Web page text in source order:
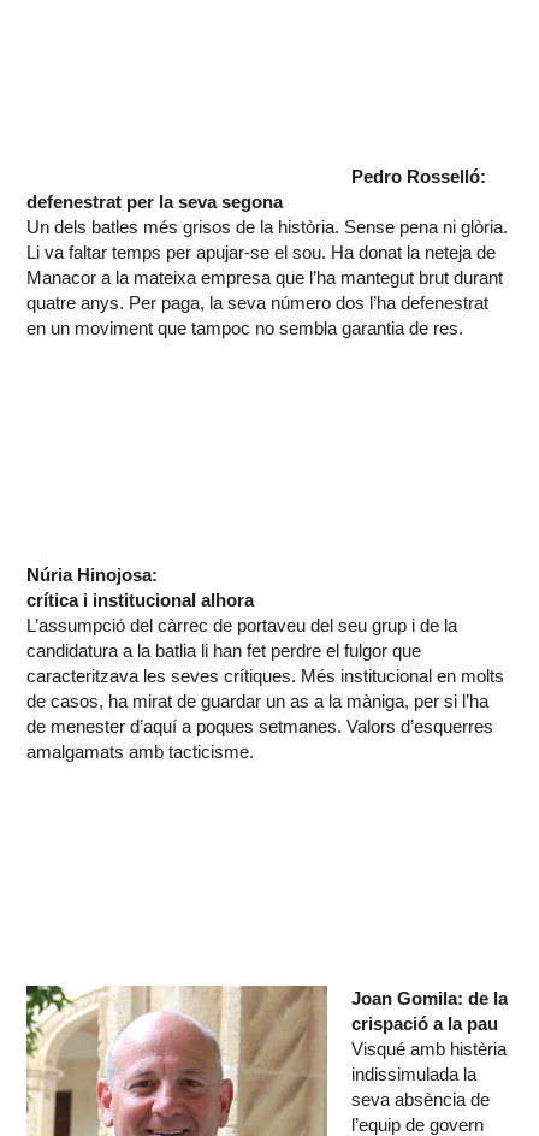
Pedro Rosselló:
defenestrat per la seva segona
Un dels batles més grisos de la història. Sense pena ni glòria.
Li va faltar temps per apujar-se el sou. Ha donat la neteja de
Manacor a la mateixa empresa que l’ha mantegut brut durant
quatre anys. Per paga, la seva número dos l’ha defenestrat
en un moviment que tampoc no sembla garantia de res.
Núria Hinojosa:
crítica i institucional alhora
L’assumpció del càrrec de portaveu del seu grup i de la
candidatura a la batlia li han fet perdre el fulgor que
caracteritzava les seves crítiques. Més institucional en molts
de casos, ha mirat de guardar un as a la màniga, per si l’ha
de menester d’aquí a poques setmanes. Valors d’esquerres
amalgamats amb tacticisme.
Joan Gomila: de la
crispació a la pau
Visqué amb histèria
indissimulada la
seva absència de
l’equip de govern